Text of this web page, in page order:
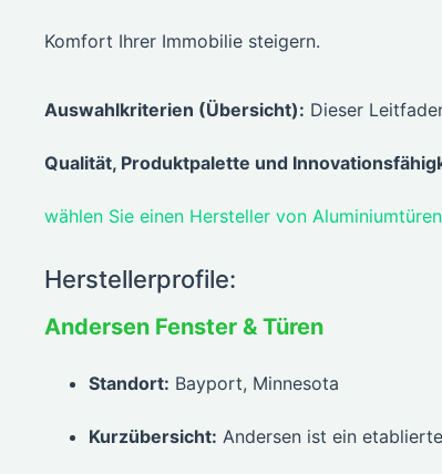
Komfort Ihrer Immobilie steigern.
Auswahlkriterien (Übersicht): Dieser
Qualität, Produktpalette und
wählen Sie einen Hersteller von
Herstellerprofile:
Andersen Fenster & Türen
Standort: Bayport, Minnesota
Kurzübersicht: Andersen ist ein